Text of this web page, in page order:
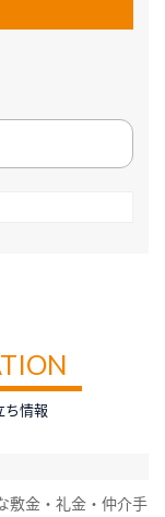
ち情報
敷金・礼金・仲介手